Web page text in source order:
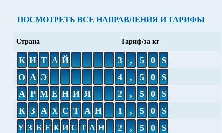
ПОСМОТРЕТЬ ВСЕ НАПРАВЛЕНИЯ И ТАРИФЫ
Страна Тариф/за кг
К И Т А Й 3 , 5 0
$
О А Э 4 , 5 0
$
А Р М Е Н И Я 2 , 5 0
$
К З А Х С Т А Н 1 , 5 0 $
У З Б Е К И С Т А Н 2 , 5 0
$